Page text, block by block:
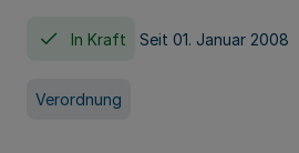
In Kraft Seit 01. Januar 2008
Verordnung